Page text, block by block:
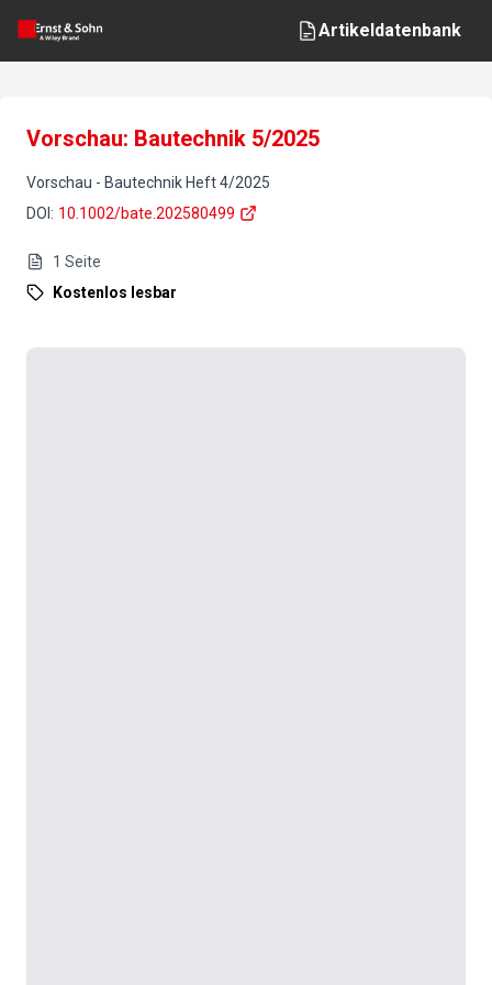
Artikeldatenbank
Vorschau: Bautechnik 5/2025
Vorschau - Bautechnik Heft4/2025
DOI : 10.1002/bate.202580499
1 Seite
Kostenlos lesbar